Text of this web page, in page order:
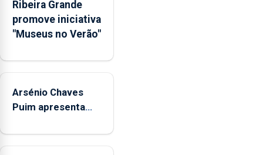
Rede
Municipal
de
aos
durante
o
de
Ribeira Grande
promove iniciativa
"Museus no Verão"
Arsénio Chaves
Puim apresenta
de Vila do Porto